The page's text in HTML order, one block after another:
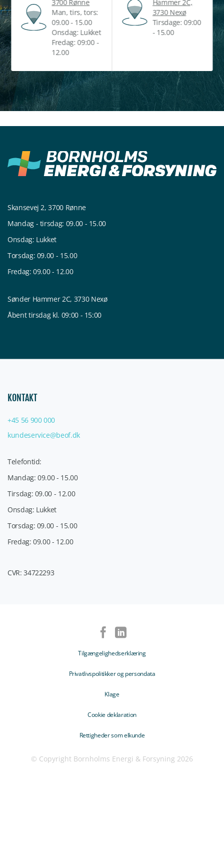
3700 Rønne
Man, tirs, tors:
09.00 - 15.00
Onsdag: Lukket
Fredag: 09:00 -
12.00
Hammer 2C,
3730 Nexø
Tirsdage: 09:00
- 15.00
Skansevej 2, 3700 Rønne
Mandag - tirsdag: 09.00 - 15.00
Onsdag: Lukket
Torsdag: 09.00 - 15.00
Fredag: 09.00 - 12.00
Sønder Hammer 2C, 3730 Nexø
Åbent tirsdag kl. 09:00 - 15:00
KONTAKT
+45 56 900 000
kundeservice@beof.dk
Telefontid:
Mandag: 09.00 - 15.00
Tirsdag: 09.00 - 12.00
Onsdag: Lukket
Torsdag: 09.00 - 15.00
Fredag: 09.00 - 12.00
CVR: 34722293
Tilgængelighedserklæring
Privatlivspolitikker og persondata
Klage
Cookie deklaration
Rettigheder som elkunde
© Copyright Bornholms Energi & Forsyning 2026